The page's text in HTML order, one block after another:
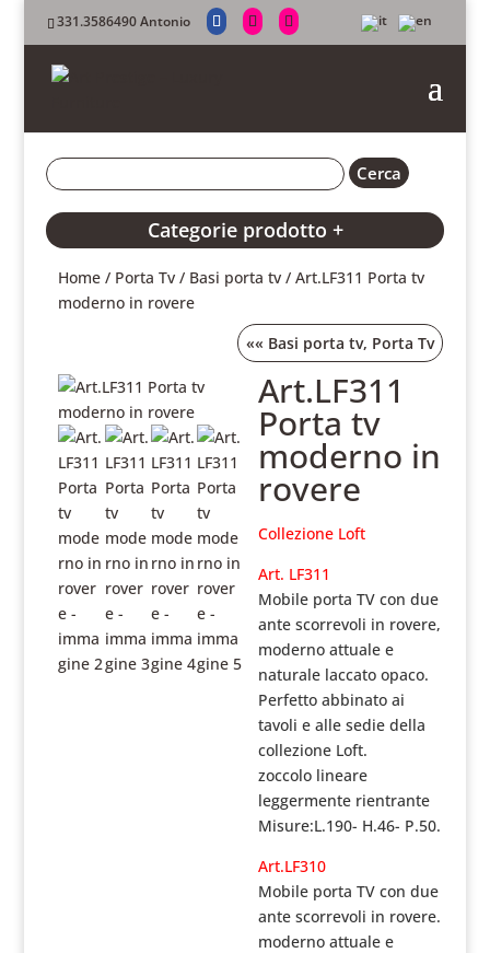
331.3586490 Antonio
Categorie prodotto +
Home / Porta Tv / Basi porta tv / Art.LF311 Porta tv
moderno in rovere
«« Basi porta tv, Porta Tv
Art.LF311
Porta tv
moderno in
rovere
Collezione Loft
Art. LF311
Mobile porta TV con due
ante scorrevoli in rovere,
moderno attuale e
naturale laccato opaco.
Perfetto abbinato ai
tavoli e alle sedie della
collezione Loft.
zoccolo lineare
leggermente rientrante
Misure:L.190- H.46- P.50.
Art.LF310
Mobile porta TV con due
ante scorrevoli in rovere.
moderno attuale e